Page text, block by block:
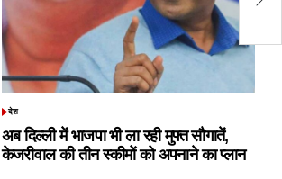
POSTED
देश
अब दिल्ली में भाजपा भी ला रही मुफ्त सौगातें,
केजरीवाल की तीन स्कीमों को अपनाने का प्लान